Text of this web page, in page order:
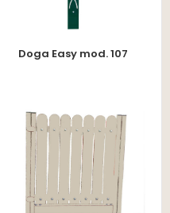
Doga Easy mod. 107